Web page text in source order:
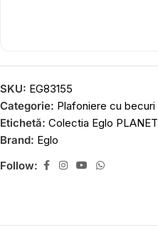
SKU: EG83155
Categorie: Plafoniere cu becuri
Etichetă: Colectia Eglo PLANET
Brand: Eglo
Follow: